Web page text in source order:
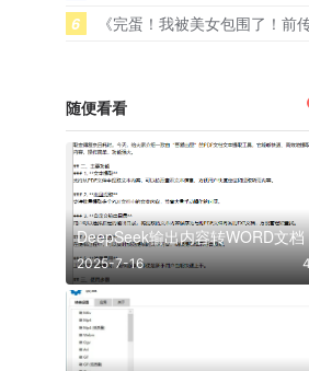
6
《完蛋！我被美女包围了！前
随便看看
2025-7-16